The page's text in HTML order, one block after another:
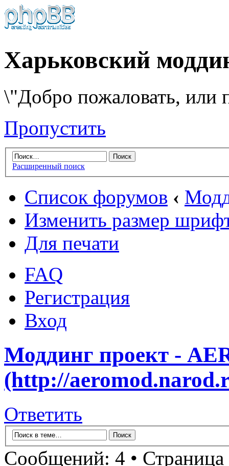
Харьковский
\"Добро пожаловать, или
Пропустить
Расширенный поиск
Список форумов ‹
Изменить размер
Для печати
FAQ
Регистрация
Вход
Моддинг проект -
(http://
Ответить
Сообщений: 4 • Страница